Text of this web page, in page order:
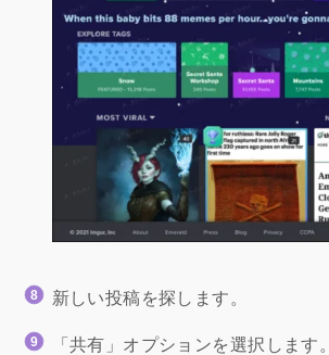
新しい投稿を探します。
「共有」オプションを選択します。